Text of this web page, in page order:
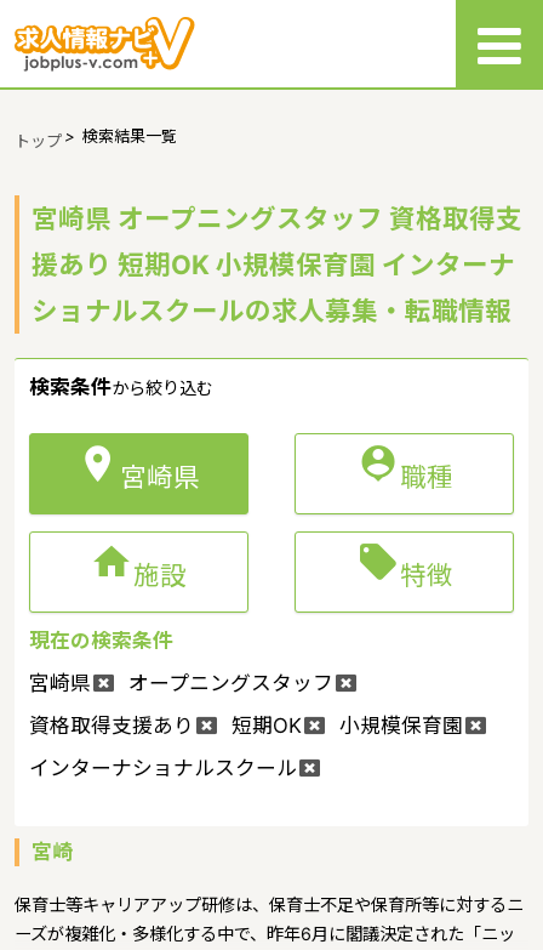
トップ> 検索結果一覧
宮崎県 オープニングスタッフ 資格取得支
援あり 短期OK 小規模保育園 インターナ
ショナルスクールの求人募集・転職情報
検索条件から絞り込む
 宮崎県 職種
施設 特徴
現在の検索条件
宮崎県
オープニングスタッフ
資格取得支援あり
短期OK
小規模保育園
インターナショナルスクール
宮崎
保育士等キャリアアップ研修は、保育士不足や保育所等に対するニ
ーズが複雑化・多様化する中で、昨年6月に閣議決定された「ニッ